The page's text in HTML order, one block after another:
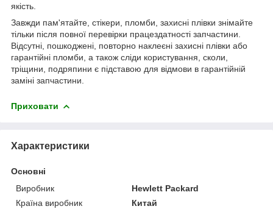
якість.
Завжди пам'ятайте, стікери, пломби, захисні плівки знімайте
тільки після повної перевірки працездатності запчастини.
Відсутні, пошкоджені, повторно наклеєні захисні плівки або
гарантійні пломби, а також сліди користування, сколи,
тріщини, подряпини є підставою для відмови в гарантійній
заміні запчастини.
Приховати
Характеристики
Основні
Виробник
Hewlett Packard
Країна виробник
Китай